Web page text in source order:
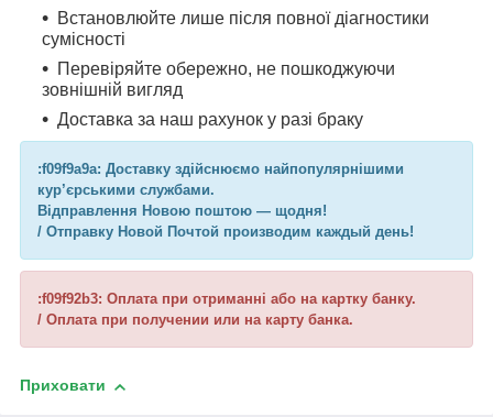
Встановлюйте лише після повної діагностики
сумісності
Перевіряйте обережно, не пошкоджуючи
зовнішній вигляд
Доставка за наш рахунок у разі браку
:f09f9a9a: Доставку здійснюємо найпопулярнішими
кур’єрськими службами.
Відправлення Новою поштою — щодня!
/ Отправку Новой Почтой производим каждый день!
:f09f92b3: Оплата при отриманні або на картку банку.
/ Оплата при получении или на карту банка.
Приховати